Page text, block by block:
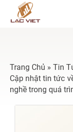
Trang Chủ » Tin
Cập nhật tin tức
nghề trong quá